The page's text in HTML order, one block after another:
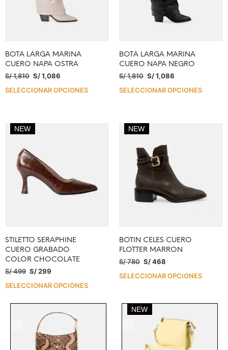
BOTA LARGA MARINA
CUERO NAPA OSTRA
S/1,810 S/1,086
SELECCIONAR OPCIONES
BOTA LARGA MARINA
CUERO NAPA NEGRO
S/1,810 S/1,086
SELECCIONAR OPCIONES
NEW
STILETTO SERAPHINE
CUERO GRABADO
COLOR CHOCOLATE
S/499 S/299
SELECCIONAR OPCIONES
NEW
BOTIN CELES CUERO
FLOTTER MARRON
S/780 S/468
SELECCIONAR OPCIONES